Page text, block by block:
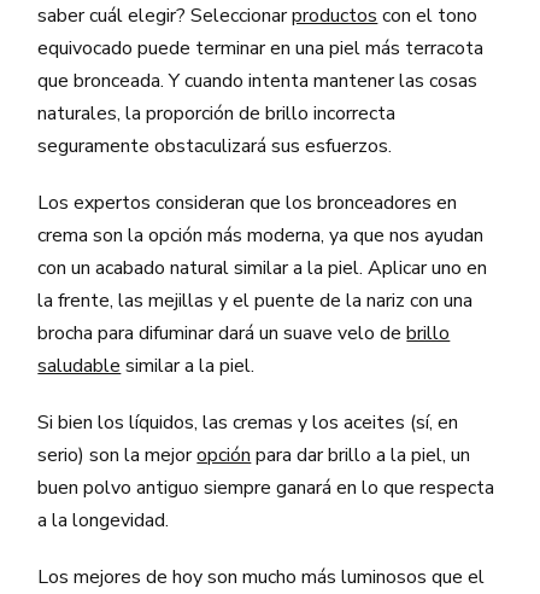
saber cuál elegir? Seleccionarproductos con el tono
equivocado puede terminar en una piel más terracota
que bronceada. Y cuando intenta mantener las cosas
naturales, la proporción de brillo incorrecta
seguramente obstaculizará sus esfuerzos.
Los expertos consideran que los bronceadores en
crema son la opción más moderna, ya que nos ayudan
con un acabado natural similar a la piel. Aplicar uno en
la frente, las mejillas y el puente de la nariz con una
brocha para difuminar dará un suave velo debrillo
saludable similar a la piel.
Si bien los líquidos, las cremas y los aceites (sí, en
serio) son la mejoropción para dar brillo a la piel, un
buen polvo antiguo siempre ganará en lo que respecta
a la longevidad.
Los mejores de hoy son mucho más luminosos que el